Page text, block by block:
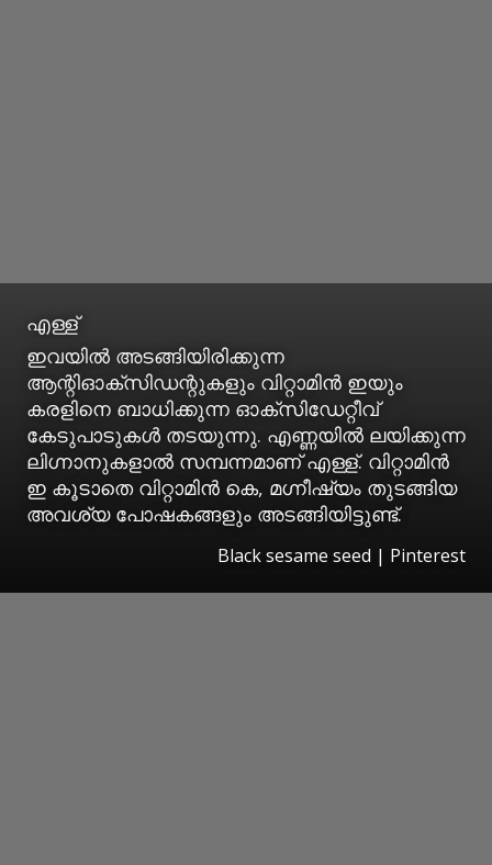
എള്ള്
ഇവയിൽ അടങ്ങിയിരിക്കുന്ന
ആന്റിഓക്സിഡന്റുകളും വിറ്റാമിൻ ഇയും
കരളിനെ ബാധിക്കുന്ന ഓക്സിഡേറ്റീവ്
കേടുപാടുകൾ തടയുന്നു. എണ്ണയിൽ ലയിക്കുന്ന
ലിഗ്നാനുകളാൽ സമ്പന്നമാണ് എള്ള്. വിറ്റാമിൻ
ഇ കൂടാതെ വിറ്റാമിൻ കെ, മ​ഗ്നീഷ്യം തുടങ്ങിയ
അവശ്യ പോഷകങ്ങളും അടങ്ങിയിട്ടുണ്ട്.
Black sesame seed | Pinterest